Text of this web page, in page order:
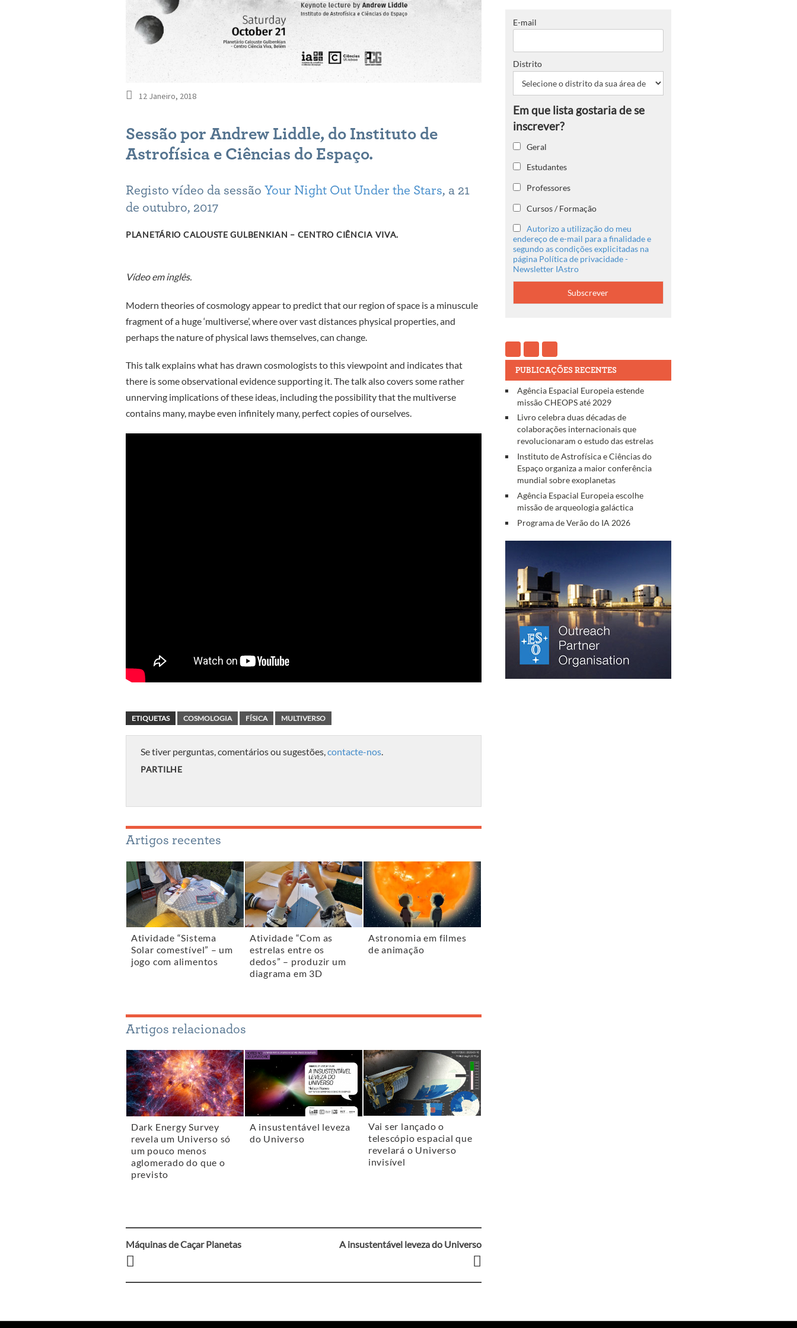
12 Janeiro, 2018
Sessão por Andrew Liddle, do Instituto de
Astrofísica e Ciências do Espaço.
Registo vídeo da sessão Your Night Out Under the Stars, a 21
de outubro, 2017
PLANETÁRIO CALOUSTE GULBENKIAN – CENTRO CIÊNCIA VIVA.
Vídeo em inglês.
Modern theories of cosmology appear to predict that our region of space is a minuscule
fragment of a huge ‘multiverse’, where over vast distances physical properties, and
perhaps the nature of physical laws themselves, can change.
This talk explains what has drawn cosmologists to this viewpoint and indicates that
there is some observational evidence supporting it. The talk also covers some rather
unnerving implications of these ideas, including the possibility that the multiverse
contains many, maybe even infinitely many, perfect copies of ourselves.
ETIQUETAS COSMOLOGIA FÍSICA MULTIVERSO
Se tiver perguntas, comentários ou sugestões,contacte-nos.
PARTILHE
Artigos recentes
Atividade “Sistema
Solar comestível” – um
jogo com alimentos
Atividade “Com as
estrelas entre os
dedos” – produzir um
diagrama em 3D
Astronomia em filmes
de animação
Artigos relacionados
Dark Energy Survey
revela um Universo só
um pouco menos
aglomerado do que o
previsto
A insustentável leveza
do Universo
Vai ser lançado o
telescópio espacial que
revelará o Universo
invisível
Navegação
entre
Máquinas de Caçar Planetas A insustentável leveza do Universo
E-mail
Distrito
Geral
Estudantes
Professores
Cursos / Formação
Autorizo a utilização do meu
endereço de e-mail para a finalidade e
segundo as condições explicitadas na
página Política de privacidade -
Newsletter IAstro
PUBLICAÇÕES RECENTES
Agência Espacial Europeia estende
missão CHEOPS até 2029
Livro celebra duas décadas de
colaborações internacionais que
revolucionaram o estudo das estrelas
Instituto de Astrofísica e Ciências do
Espaço organiza a maior conferência
mundial sobre exoplanetas
Agência Espacial Europeia escolhe
missão de arqueologia galáctica
Programa de Verão do IA 2026